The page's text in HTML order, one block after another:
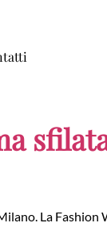
La Fashion